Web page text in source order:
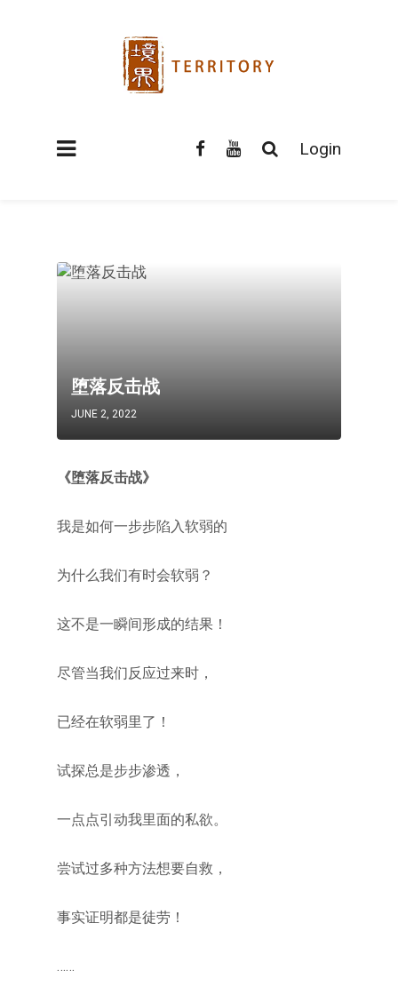
Login
堕落反击战
JUNE 2, 2022
《堕落反击战》
我是如何一步步陷入软弱的
为什么我们有时会软弱？
这不是一瞬间形成的结果！
尽管当我们反应过来时，
已经在软弱里了！
试探总是步步渗透，
一点点引动我里面的私欲。
尝试过多种方法想要自救，
事实证明都是徒劳！
……